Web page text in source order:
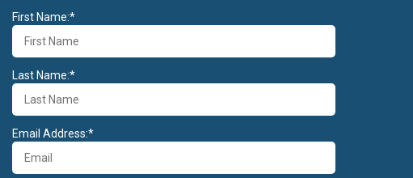
First Name:*
Last Name:*
Email Address:*